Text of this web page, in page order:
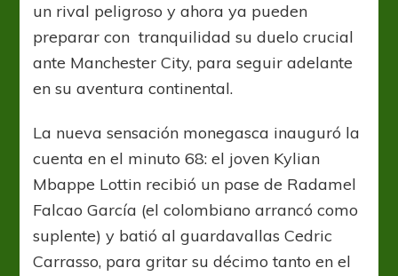
un rival peligroso y ahora ya pueden
preparar con tranquilidad su duelo crucial
ante Manchester City, para seguir adelante
en su aventura continental.
La nueva sensación monegasca inauguró la
cuenta en el minuto 68: el joven Kylian
Mbappe Lottin recibió un pase de Radamel
Falcao García (el colombiano arrancó como
suplente) y batió al guardavallas Cedric
Carrasso, para gritar su décimo tanto en el